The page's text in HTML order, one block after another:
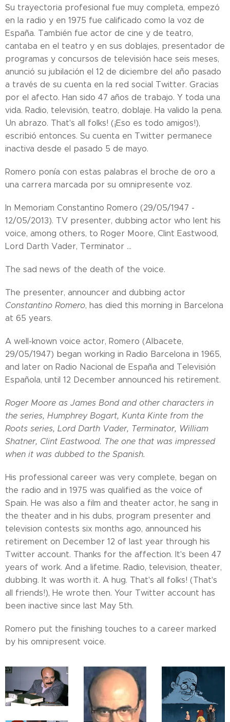
Su trayectoria profesional fue muy completa, empezó
en la radio y en 1975 fue calificado como la voz de
España. También fue actor de cine y de teatro,
cantaba en el teatro y en sus doblajes, presentador de
programas y concursos de televisión hace seis meses,
anunció su jubilación el 12 de diciembre del año pasado
a través de su cuenta en la red social Twitter. Gracias
por el afecto. Han sido 47 años de trabajo. Y toda una
vida. Radio, televisión, teatro, doblaje. Ha valido la pena.
Un abrazo. That's all folks! (¡Eso es todo amigos!),
escribió entonces. Su cuenta en Twitter permanece
inactiva desde el pasado 5 de mayo.
Romero ponía con estas palabras el broche de oro a
una carrera marcada por su omnipresente voz.
In Memoriam Constantino Romero (29/05/1947 -
12/05/2013). TV presenter, dubbing actor who lent his
voice, among others, to Roger Moore, Clint Eastwood,
Lord Darth Vader, Terminator ...
The sad news of the death of the voice.
The presenter, announcer and dubbing actor
Constantino Romero, has died this morning in Barcelona
at 65 years.
A well-known voice actor, Romero (Albacete,
29/05/1947) began working in Radio Barcelona in 1965,
and later on Radio Nacional de España and Televisión
Española, until 12 December announced his retirement.
Roger Moore as James Bond and other characters in
the series, Humphrey Bogart, Kunta Kinte from the
Roots series, Lord Darth Vader, Terminator, William
Shatner, Clint Eastwood. The one that was impressed
when it was dubbed to the Spanish.
His professional career was very complete, began on
the radio and in 1975 was qualified as the voice of
Spain. He was also a film and theater actor, he sang in
the theater and in his dubs, program presenter and
television contests six months ago, announced his
retirement on December 12 of last year through his
Twitter account. Thanks for the affection. It's been 47
years of work. And a lifetime. Radio, television, theater,
dubbing. It was worth it. A hug. That's all folks! (That's
all friends!), He wrote then. Your Twitter account has
been inactive since last May 5th.
Romero put the finishing touches to a career marked
by his omnipresent voice.